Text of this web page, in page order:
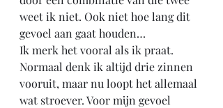
weet ik niet. Ook niet hoe lang dit
gevoel aan gaat houden…
Ik merk het vooral als ik praat.
Normaal denk ik altijd drie zinnen
vooruit, maar nu loopt het allemaal
wat stroever. Voor mijn gevoel